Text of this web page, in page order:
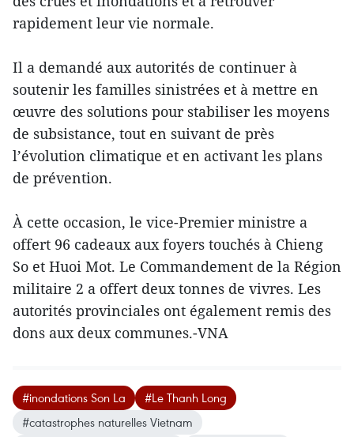
rapidement leur vie normale.
Il a demandé aux autorités de continuer à
soutenir les familles sinistrées et à mettre en
œuvre des solutions pour stabiliser les moyens
de subsistance, tout en suivant de près
l’évolution climatique et en activant les plans
de prévention.
À cette occasion, le vice-Premier ministre a
offert 96 cadeaux aux foyers touchés à Chieng
So et Huoi Mot. Le Commandement de la Région
militaire 2 a offert deux tonnes de vivres. Les
autorités provinciales ont également remis des
dons aux deux communes.-VNA
#inondations Son La
#Le Thanh Long
#catastrophes naturelles Vietnam